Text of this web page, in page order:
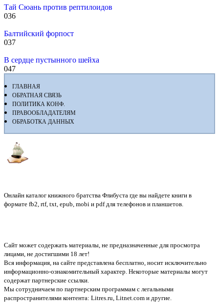
Тай Сюань против рептилоидов
036
Балтийский форпост
037
В сердце пустынного шейха
047
ГЛАВНАЯ
ОБРАТНАЯ СВЯЗЬ
ПОЛИТИКА КОНФ.
ПРАВООБЛАДАТЕЛЯМ
ОБРАБОТКА ДАННЫХ
Онлайн каталог книжного братства Флибуста где вы найдете книги в
формате fb2, rtf, txt, epub, mobi и pdf для телефонов и планшетов.
Сайт может содержать материалы, не предназначенные для просмотра
лицами, не достигшими 18 лет!
Вся информация, на сайте представлена бесплатно, носит исключительно
информационно-ознакомительный характер. Некоторые материалы могут
содержат партнерские ссылки.
Мы сотрудничаем по партнерским программам с легальными
распространителями контента: Litres.ru, Litnet.com и другие.